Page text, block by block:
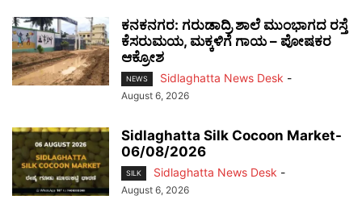
ಕನಕನಗರ: ಗರುಡಾದ್ರಿ ಶಾಲೆ ಮುಂಭಾಗದ ರಸ್ತೆ
ಕೆಸರುಮಯ, ಮಕ್ಕಳಿಗೆ ಗಾಯ – ಪೋಷಕರ
ಆಕ್ರೋಶ
NEWS Sidlaghatta News Desk -
August 6, 2026
Sidlaghatta Silk Cocoon Market-
06/08/2026
SILK Sidlaghatta News Desk -
August 6, 2026